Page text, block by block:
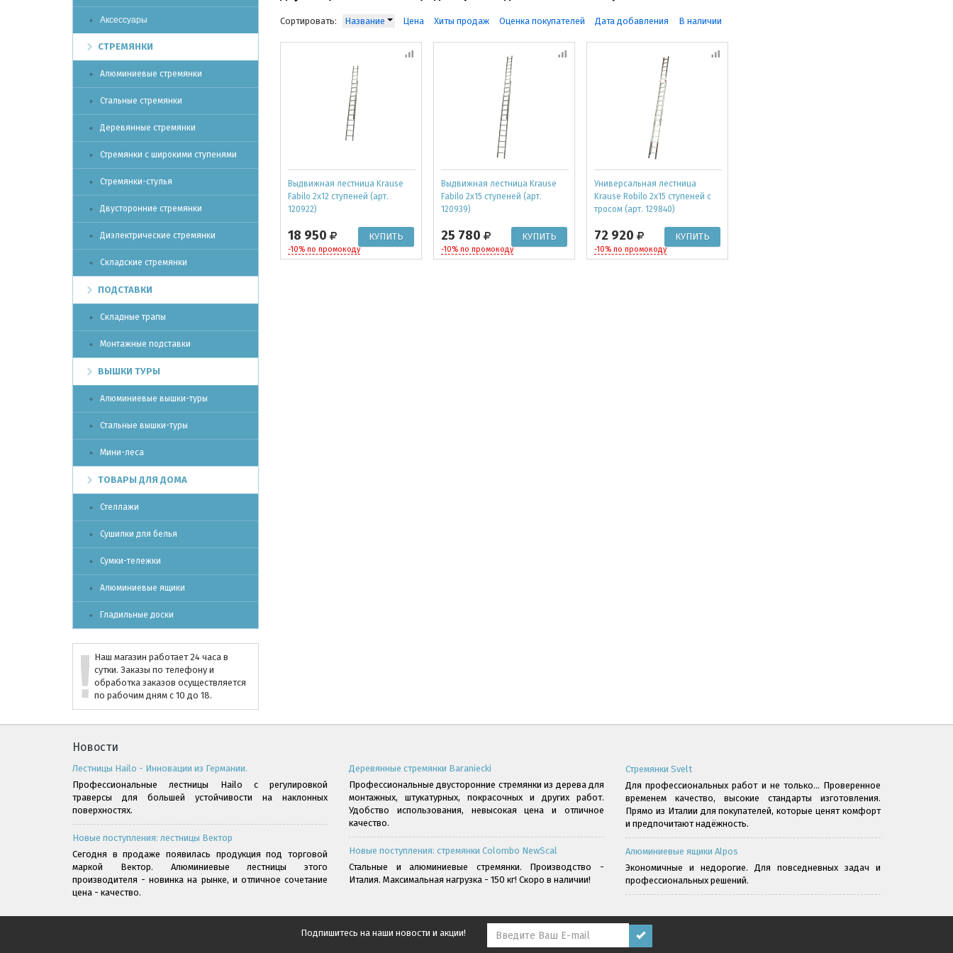
Аксессуары
СТРЕМЯНКИ
Алюминиевые стремянки
Стальные стремянки
Деревянные стремянки
Стремянки с широкими ступенями
Стремянки-стулья
Двусторонние стремянки
Диэлектрические стремянки
Складские стремянки
ПОДСТАВКИ
Складные трапы
Монтажные подставки
ВЫШКИ ТУРЫ
Алюминиевые вышки-туры
Стальные вышки-туры
Мини-леса
ТОВАРЫ ДЛЯ ДОМА
Стеллажи
Сушилки для белья
Сумки-тележки
Алюминиевые ящики
Гладильные доски
Наш магазин работает 24 часа в
сутки. Заказы по телефону и
обработка заказов осуществляется
по рабочим дням с 10 до 18.
Сортировать: Название Цена Хиты продаж Оценка покупателей Дата добавления В наличии
Выдвижная лестница Krause
Fabilo 2x12 ступеней (арт.
120922)
18 950
-10% по промокоду
Выдвижная лестница Krause
Fabilo 2x15 ступеней (арт.
120939)
25 780
-10% по промокоду
Универсальная лестница
Krause Robilo 2x15 ступеней с
тросом (арт. 129840)
72 920
-10% по промокоду
Новости
Лестницы Hailo - Инновации из Германии.
Профессиональные лестницы Hailo с регулировкой
траверсы для большей устойчивости на наклонных
поверхностях.
Новые поступления: лестницы Вектор
Сегодня в продаже появилась продукция под торговой
маркой Вектор. Алюминиевые лестницы этого
производителя - новинка на рынке, и отличное сочетание
цена - качество.
Деревянные стремянки Baraniecki
Профессиональные двусторонние стремянки из дерева для
монтажных, штукатурных, покрасочных и других работ.
Удобство использования, невысокая цена и отличное
качество.
Новые поступления: стремянки Colombo NewScal
Стальные и алюминиевые стремянки. Производство -
Италия. Максимальная нагрузка - 150 кг! Скоро в наличии!
Стремянки Svelt
Для профессиональных работ и не только... Проверенное
временем качество, высокие стандарты изготовления.
Прямо из Италии для покупателей, которые ценят комфорт
и предпочитают надёжность.
Алюминиевые ящики Alpos
Экономичные и недорогие. Для повседневных задач и
профессиональных решений.
Подпишитесь на наши новости и акции!